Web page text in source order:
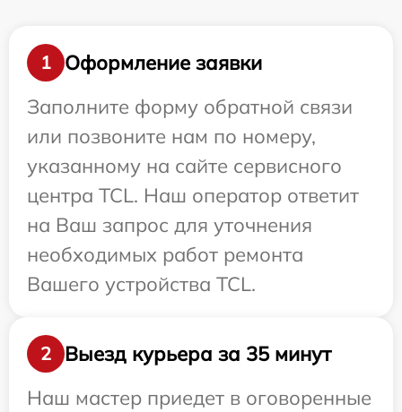
1
Оформление заявки
Заполните форму обратной связи
или позвоните нам по номеру,
указанному на сайте сервисного
центра TCL. Наш оператор ответит
на Ваш запрос для уточнения
необходимых работ ремонта
Вашего устройства TCL.
2
Выезд курьера за 35 минут
Наш мастер приедет в оговоренные